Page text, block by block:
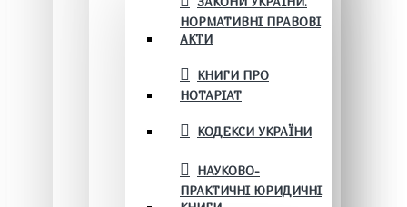
НОРМАТИВНІ ПРАВОВІ
АКТИ
КНИГИ ПРО
НОТАРІАТ
КОДЕКСИ УКРАЇНИ
НАУКОВО-
ПРАКТИЧНІ ЮРИДИЧНІ